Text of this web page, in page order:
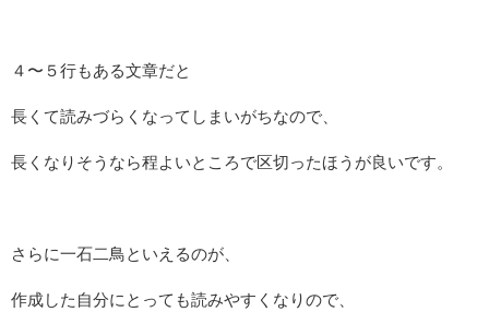
４〜５行もある文章だと
長くて読みづらくなってしまいがちなので、
長くなりそうなら程よいところで区切ったほうが良いです。
さらに一石二鳥といえるのが、
作成した自分にとっても読みやすくなりので、